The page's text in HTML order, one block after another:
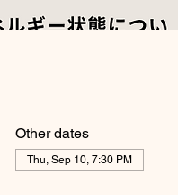
Other dates
Thu, Sep 10, 7:30 PM